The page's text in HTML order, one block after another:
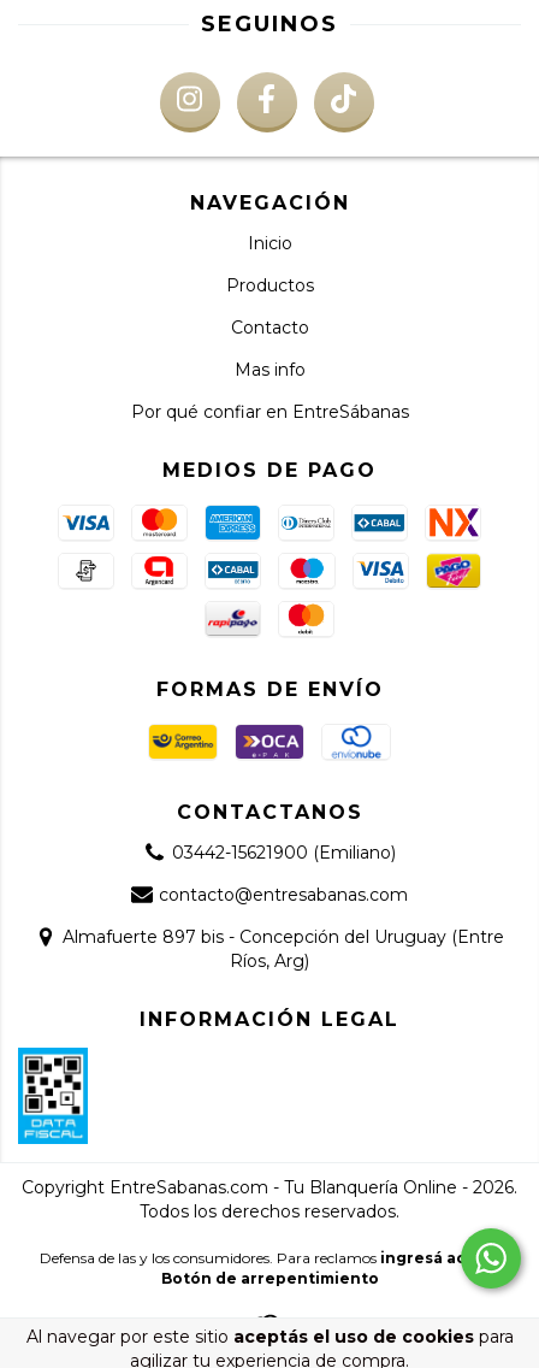
Al navegar por este sitio aceptás el uso de cookiespara
agilizar tu experiencia de compra.
SEGUINOS
NAVEGACIÓN
Inicio
Productos
Contacto
Mas info
Por qué confiar en EntreSábanas
MEDIOS DE PAGO
FORMAS DE ENVÍO
CONTACTANOS
03442-15621900 (Emiliano)
contacto@entresabanas.com
Almafuerte 897 bis - Concepción del Uruguay (Entre
Ríos, Arg)
INFORMACIÓN LEGAL
Copyright EntreSabanas.com - Tu Blanquería Online - 2026.
Todos los derechos reservados.
Defensa de las y los consumidores. Para reclamos ingresá acá. /
Botón de arrepentimiento